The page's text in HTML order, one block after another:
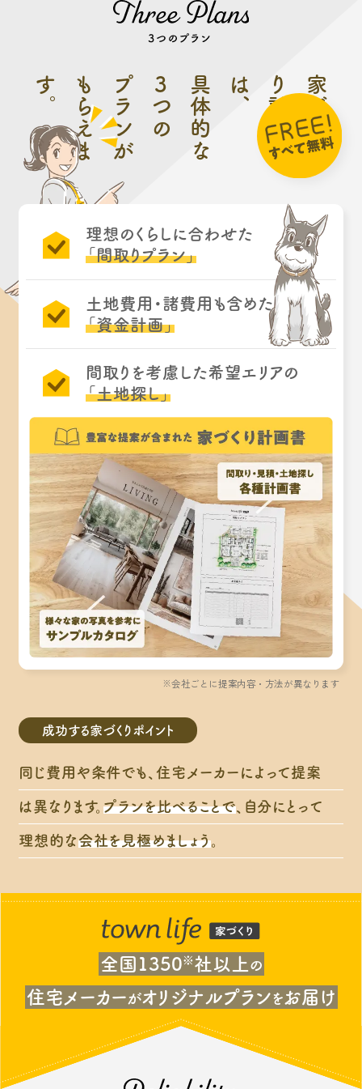
家づ
く
り
計
画
書
は
、
具体的な
3
つの
プランが
も
ら
え
ま
す
。
理想のくらしに合わせた
「間取りプラン」
土地費用・諸費用も含めた
「資金計画」
間取りを考慮した希望エリアの
「土地探し」
※会社ごとに提案内容・方法が異なります
成功する家づくりポイント
同じ費用や条件でも、住宅メーカーによって提案
は異なります。プランを比べることで、自分にとって
理想的な会社を見極めましょう。
全国1350※社以上 の
住宅メーカーがオリジナルプラン を お届け